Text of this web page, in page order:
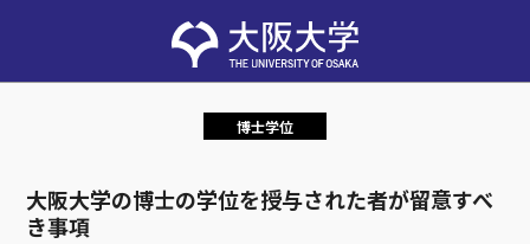
博士学位
大阪大学の博士の学位を授与された者が留意すべ
き事項